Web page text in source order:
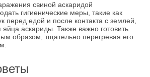
свиной аскаридой
гигиенические меры, такие как
перед едой и после контакта с землей,
яйца аскариды. Также важно готовить
образом, тщательно перегревая его